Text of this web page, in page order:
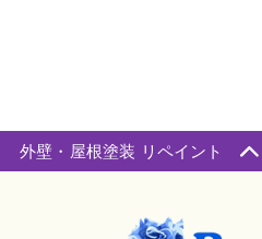
外壁・屋根塗装 リペイント